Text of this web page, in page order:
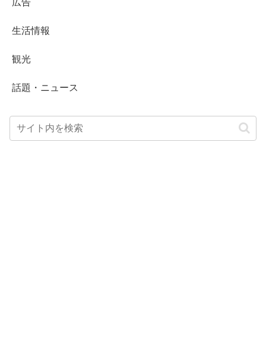
広告
生活情報
観光
話題・ニュース